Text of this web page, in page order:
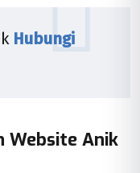
Hubungi
Website Anik